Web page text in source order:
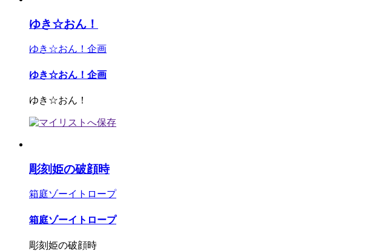
ゆき☆おん！
ゆき☆おん！企画
ゆき☆おん！企画
ゆき☆おん！
彫刻姫の破顔時
箱庭ゾーイトロープ
箱庭ゾーイトロープ
彫刻姫の破顔時